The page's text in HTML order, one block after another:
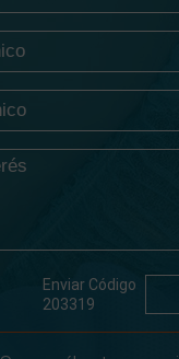
Enviar Código
203319